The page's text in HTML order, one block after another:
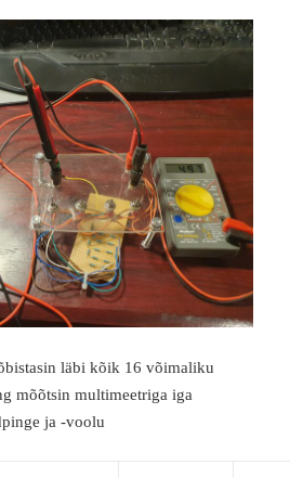
läbi kõik 16 võimaliku
mõõtsin multimeetriga iga
ja -voolu